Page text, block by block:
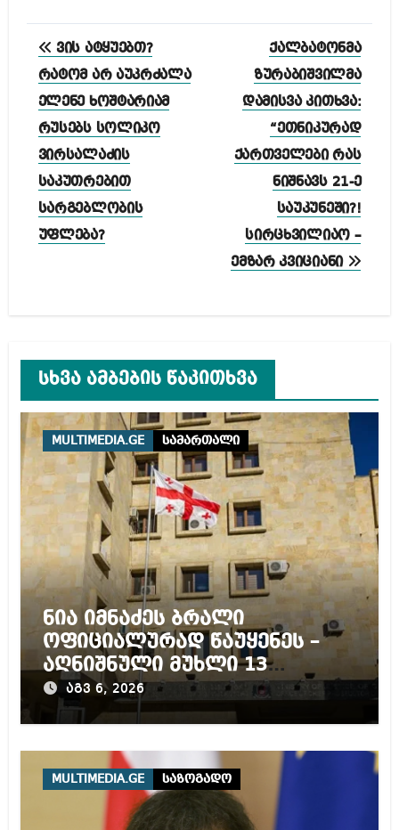
პოსტის
ნავიგაცია
ვის ატყუებთ?
რატომ არ აუკრძალა
ელენე ხოშტარიამ
რუსებს სოლიკო
ვირსალაძის
საკუთრებით
სარგებლობის
უფლება?
ქალბატონმა
ზურაბიშვილმა
დამისვა კითხვა:
“ეთნიკურად
ქართველები რას
ნიშნავს 21-ე
საუკუნეში?!
სირცხვილიაო –
ემზარ კვიციანი
სხვა ამბების წაკითხვა
MULTIMEDIA.GE სამართალი
ნია იმნაძეს ბრალი
ოფიციალურად წაუყენეს –
აღნიშნული მუხლი 13
წლამდე პატიმრობას
ითვალისწინებს
აგვ 6, 2026
MULTIMEDIA.GE საზოგადო